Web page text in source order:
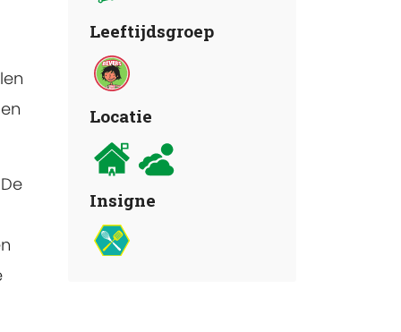
Leeftijdsgroep
Locatie
Insigne